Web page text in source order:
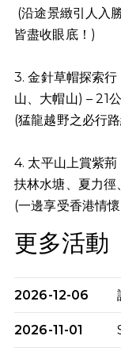
(沿途景緻引人入
皆盡收眼底！)
3. 金針草帽探索
山、大帽山) – 21
(猛龍越野之必行
4. 太平山上賞紫
扶林水塘、夏力徑
(一邊享受香港情
更多活動
2026-12-06
2026-11-01